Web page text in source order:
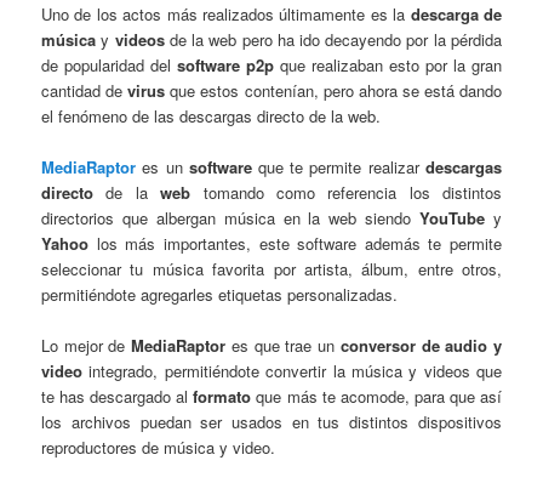
Uno de los actos más realizados últimamente es la descarga de
música y videosde la web pero ha ido decayendo por la pérdida
de popularidad delsoftware p2p que realizaban esto por la gran
cantidad devirus que estos contenían, pero ahora se está dando
el fenómeno de las descargas directo de la web.
MediaRaptor es un softwareque te permite realizar descargas
directo de laweb tomando como referencia los distintos
directorios que albergan música en la web siendoYouTube y
Yahoo los más importantes, este software además te permite
seleccionar tu música favorita por artista, álbum, entre otros,
permitiéndote agregarles etiquetas personalizadas.
Lo mejor deMediaRaptor es que trae un conversor de audio y
video integrado, permitiéndote convertir la música y videos que
te has descargado alformato que más te acomode, para que así
los archivos puedan ser usados en tus distintos dispositivos
reproductores de música y video.